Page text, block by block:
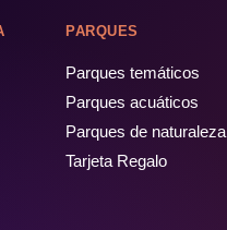
PARQUES
Parques temáticos
Parques acuáticos
Parques de naturaleza
Tarjeta Regalo